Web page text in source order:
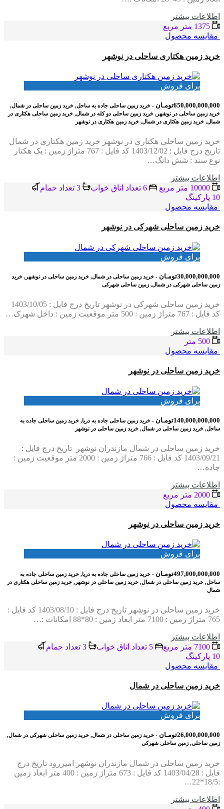
اطلاعات بيشتر
مقایسه محصول
خرید زمین هکتاری ساحلی در نوشهر
برای فروش
650,000,000,000تومـان
- خرید زمین ساحلی جاده به ساحل, خرید زمین ساحلی در شمال,
خرید زمین ساحلی در نوشهر, خرید زمین ساحلی دو کله در شمال, خرید زمین ساحلی هکتاری در
شمال, خرید زمین هکتاری در شمال, خرید زمین هکتاری در نوشهر
خرید زمین ساحلی هکتاری در نوشهر خرید زمین هکتاری در شمال
تاریخ درج فایل : 1403/12/02 کد فایل : 767 متراژ زمین : یک هکتار
نوع سند : شش دانگ…
اطلاعات بيشتر
10 پاركينگ
مقایسه محصول
خرید زمین ساحلی شهرکی در نوشهر
برای فروش
30,000,000,000تومـان
- خرید زمین ساحلی در شمال, خرید زمین ساحلی در نوشهر, خرید
زمین ساحلی شهرکی در شمال, زمین ساحلی شهرکی
خرید زمین ساحلی شهرکی در نوشهر تاریخ درج فایل : 1403/10/05
کد فایل : 767 متراژ زمین : 500 متر موقعیت زمین : داخل شهرک…
اطلاعات بيشتر
مقایسه محصول
خرید زمین ساحلی در نوشهر
برای فروش
140,000,000,000تومـان
- خرید زمین ساحلی جاده به دریا, خرید زمین ساحلی جاده به
ساحل, خرید زمین ساحلی در شمال, خرید زمین ساحلی در نوشهر
خرید زمین ساحلی در شمال مازندران نوشهر تاریخ درج فایل :
1403/09/21 کد فایل : 766 متراژ زمین : 2000 متر موقعیت زمین :
جاده…
اطلاعات بيشتر
مقایسه محصول
خرید زمین ساحلی در نوشهر
برای فروش
497,000,000,000تومـان
- خرید زمین ساحلی جاده به دریا, خرید زمین ساحلی جاده به
ساحل, خرید زمین ساحلی در شمال, خرید زمین ساحلی در نوشهر, خرید زمین ساحلی هکتاری در
شمال
خرید زمین ساحلی در نوشهر تاریخ درج فایل : 1403/08/10 کد فایل :
765 متراژ زمین : 7100 متر ابعاد زمین : 80*88 امکانات :…
اطلاعات بيشتر
10 پاركينگ
مقایسه محصول
خرید زمین ساحلی در شمال
برای فروش
26,000,000,000تومـان
- خرید زمین ساحلی در شمال, خرید زمین ساحلی شهرکی در شمال,
زمین ساحلی, زمین ساحلی شهرکی
خرید زمین ساحلی در شمال مازندران نوشهر امیررود تاریخ درج
فایل : 1403/04/28 کد فایل : 673 متراژ زمین : 400 متر ابعاد زمین
:18/5*22…
اطلاعات بيشتر